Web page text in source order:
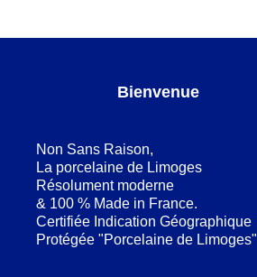
Bienvenue
Non Sans Raison,
La porcelaine de Limoges
Résolument moderne
& 100 % Made in France.
Certifiée Indication Géographique
Protégée "Porcelaine de Limoges"